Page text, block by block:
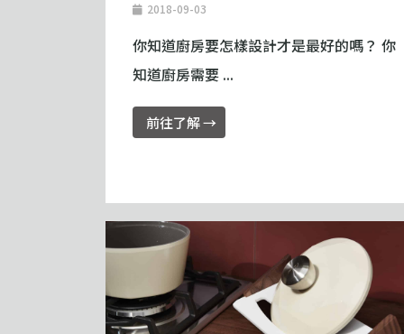
2018-09-03
你知道廚房要怎樣設計才是最好的嗎？ 你
知道廚房需要 ...
前往了解 →